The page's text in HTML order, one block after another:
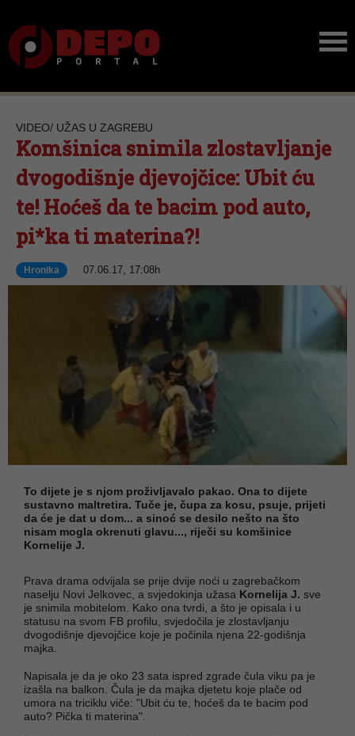
VIDEO/ UŽAS U ZAGREBU
Komšinica snimila zlostavljanje
dvogodišnje djevojčice: Ubit ću
te! Hoćeš da te bacim pod auto,
pi*ka ti materina?!
Hronika 07.06.17, 17:08h
To dijete je s njom proživljavalo pakao. Ona to dijete
sustavno maltretira. Tuče je, čupa za kosu, psuje, prijeti
da će je dat u dom... a sinoć se desilo nešto na što
nisam mogla okrenuti glavu..., riječi su komšinice
Kornelije J.
Prava drama odvijala se prije dvije noći u zagrebačkom
naselju Novi Jelkovec, a svjedokinja užasa Kornelija J. sve
je snimila mobitelom. Kako ona tvrdi, a što je opisala i u
statusu na svom FB profilu, svjedočila je zlostavljanju
dvogodišnje djevojčice koje je počinila njena 22-godišnja
majka.
Napisala je da je oko 23 sata ispred zgrade čula viku pa je
izašla na balkon. Čula je da majka djetetu koje plače od
umora na triciklu viče: "Ubit ću te, hoćeš da te bacim pod
auto? Pička ti materina".